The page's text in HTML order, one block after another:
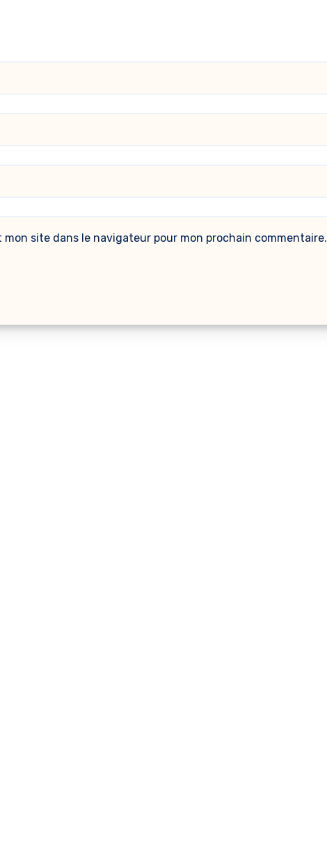
site dans le navigateur pour mon prochain commentaire.